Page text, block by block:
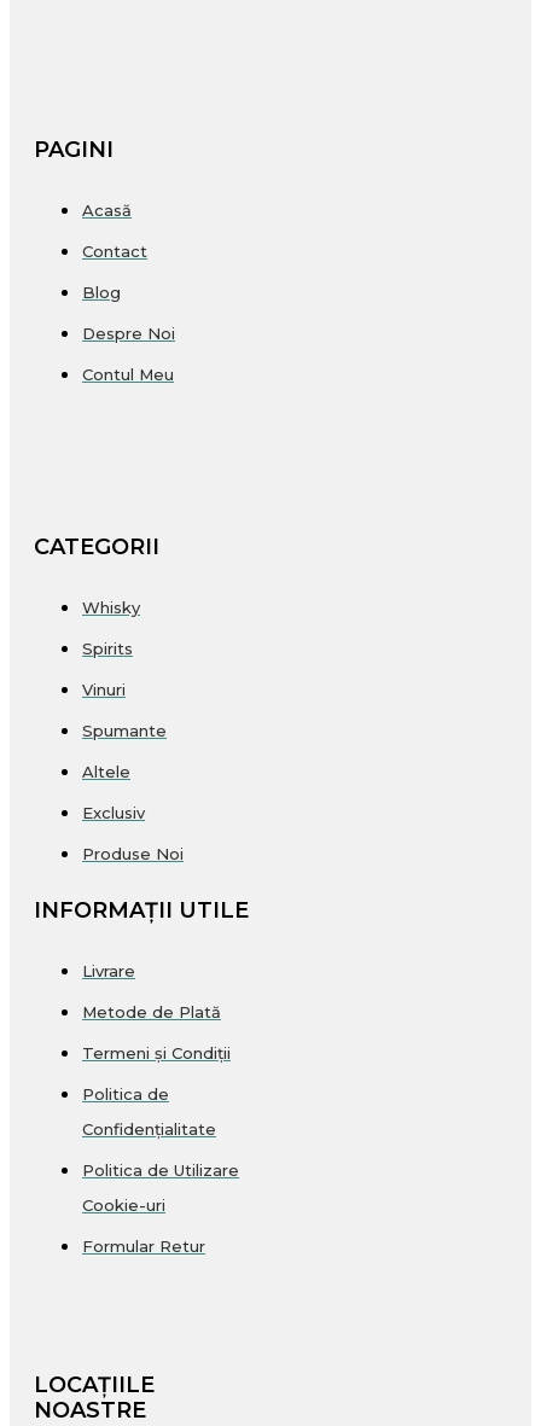
PAGINI
Acasă
Contact
Blog
Despre Noi
Contul Meu
CATEGORII
Whisky
Spirits
Vinuri
Spumante
Altele
Exclusiv
Produse Noi
INFORMAȚII UTILE
Livrare
Metode de Plată
Termeni și Condiții
Politica de
Confidențialitate
Politica de Utilizare
Cookie-uri
Formular Retur
LOCAȚIILE
NOASTRE